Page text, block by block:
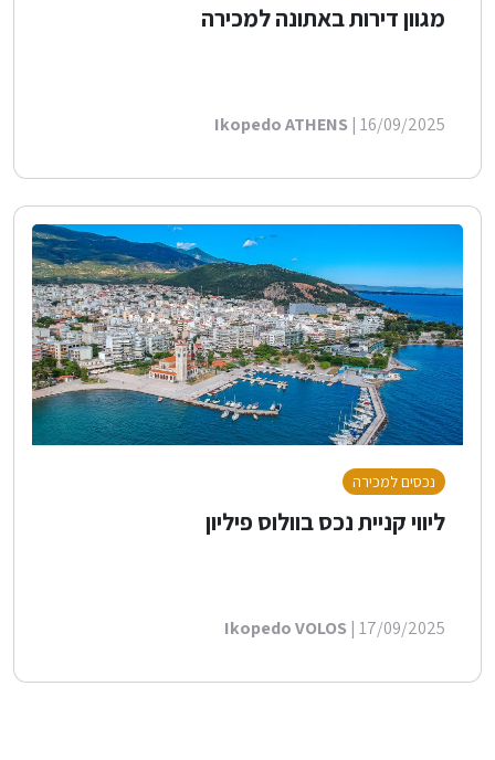
מגוון דירות באתונה למכירה
Ikopedo ATHENS | 16/09/2025
נכסים למכירה
ליווי קניית נכס בוולוס פיליון
Ikopedo VOLOS | 17/09/2025